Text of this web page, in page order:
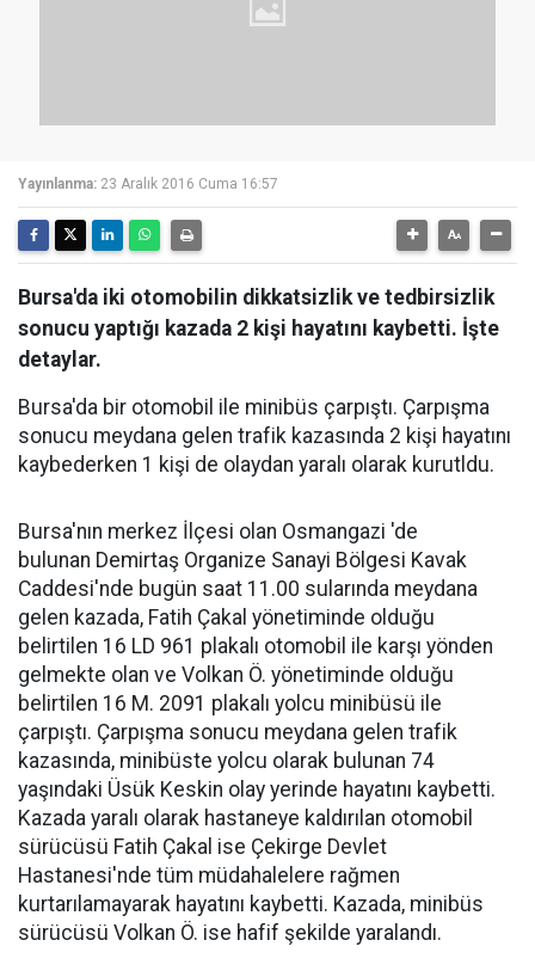
Yayınlanma: 23 Aralık 2016 Cuma 16:57
Bursa'da iki otomobilin dikkatsizlik ve tedbirsizlik
sonucu yaptığı kazada 2 kişi hayatını kaybetti. İşte
detaylar.
Bursa'da bir otomobil ile minibüs çarpıştı. Çarpışma
sonucu meydana gelen trafik kazasında 2 kişi hayatını
kaybederken 1 kişi de olaydan yaralı olarak kurutldu.
Bursa'nın merkez İlçesi olan Osmangazi 'de
bulunan Demirtaş Organize Sanayi Bölgesi Kavak
Caddesi'nde bugün saat 11.00 sularında meydana
gelen kazada, Fatih Çakal yönetiminde olduğu
belirtilen 16 LD 961 plakalı otomobil ile karşı yönden
gelmekte olan ve Volkan Ö. yönetiminde olduğu
belirtilen 16 M. 2091 plakalı yolcu minibüsü ile
çarpıştı. Çarpışma sonucu meydana gelen trafik
kazasında, minibüste yolcu olarak bulunan 74
yaşındaki Üsük Keskin olay yerinde hayatını kaybetti.
Kazada yaralı olarak hastaneye kaldırılan otomobil
sürücüsü Fatih Çakal ise Çekirge Devlet
Hastanesi'nde tüm müdahalelere rağmen
kurtarılamayarak hayatını kaybetti. Kazada, minibüs
sürücüsü Volkan Ö. ise hafif şekilde yaralandı.